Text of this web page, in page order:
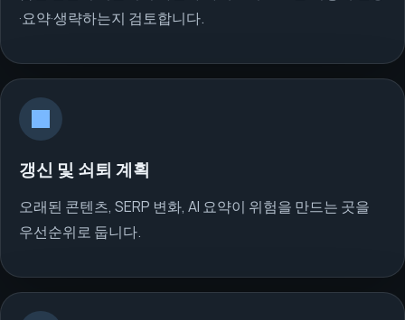
·요약·생략하는지 검토합니다.
갱신 및 쇠퇴 계획
오래된 콘텐츠, SERP 변화, AI 요약이 위험을 만드는 곳을
우선순위로 둡니다.